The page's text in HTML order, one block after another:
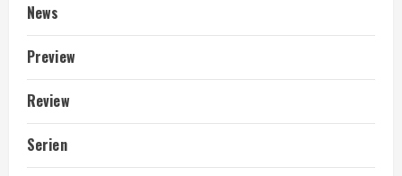
News
Preview
Review
Serien